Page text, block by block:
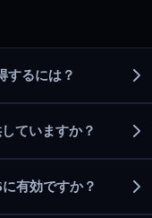
するには？
ていますか？
有効ですか？